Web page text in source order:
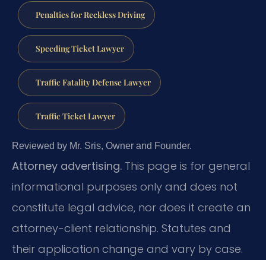
Penalties for Reckless Driving
Speeding Ticket Lawyer
Traffic Fatality Defense Lawyer
Traffic Ticket Lawyer
Reviewed by Mr. Sris, Owner and Founder.
Attorney advertising. This page is for general
informational purposes only and does not
constitute legal advice, nor does it create an
attorney-client relationship. Statutes and
their application change and vary by case.